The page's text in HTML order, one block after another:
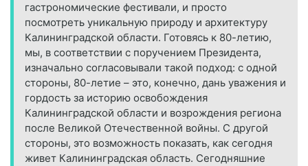
гастрономические фестивали, и просто
посмотреть уникальную природу и архитектуру
Калининградской области. Готовясь к 80-летию,
мы, в соответствии с поручением Президента,
изначально согласовывали такой подход: с одной
стороны, 80-летие – это, конечно, дань уважения и
гордость за историю освобождения
Калининградской области и возрождения региона
после Великой Отечественной войны. С другой
стороны, это возможность показать, как сегодня
живет Калининградская область. Сегодняшние